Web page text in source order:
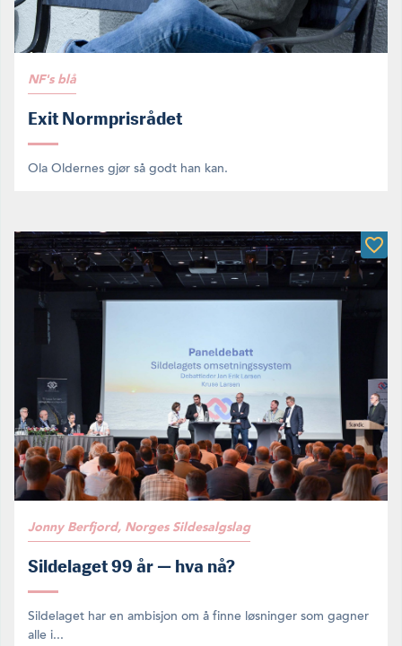
NF's blå
Exit Normprisrådet
Ola Oldernes gjør så godt han kan.
Jonny Berfjord, Norges Sildesalgslag
Sildelaget 99 år — hva nå?
Sildelaget har en ambisjon om å finne løsninger som gagner
alle i...